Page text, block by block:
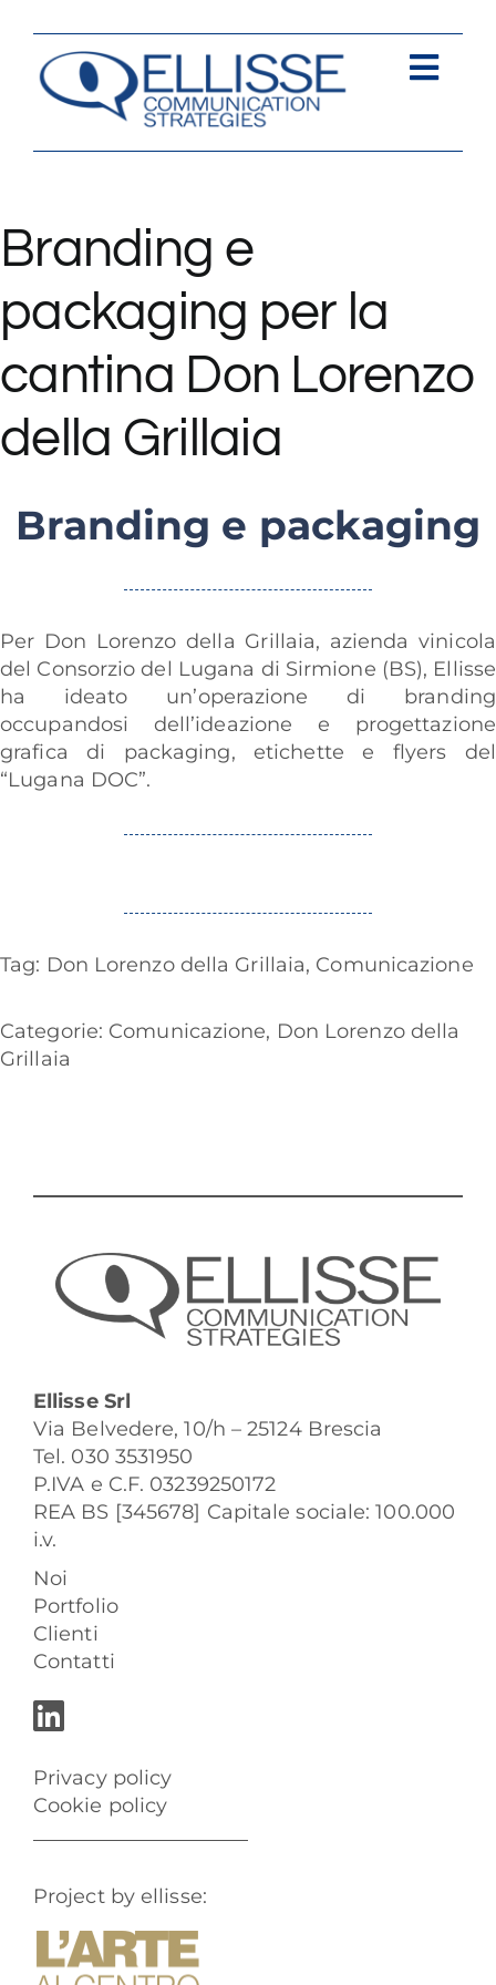
contenuto
Branding e
packaging per la
cantina Don Lorenzo
della Grillaia
Branding e packaging
Per Don Lorenzo della Grillaia, azienda vinicola
del Consorzio del Lugana di Sirmione (BS), Ellisse
ha ideato un’operazione di branding
occupandosi dell’ideazione e progettazione
grafica di packaging, etichette e flyers del
“Lugana DOC”.
Tag: Don Lorenzo della Grillaia, Comunicazione
Categorie: Comunicazione, Don Lorenzo della
Grillaia
Ellisse Srl
Via Belvedere, 10/h – 25124 Brescia
Tel. 030 3531950
P.IVA e C.F. 03239250172
REA BS [345678] Capitale sociale: 100.000
i.v.
Noi
Portfolio
Clienti
Contatti
Privacy policy
Cookie policy
Project by ellisse: